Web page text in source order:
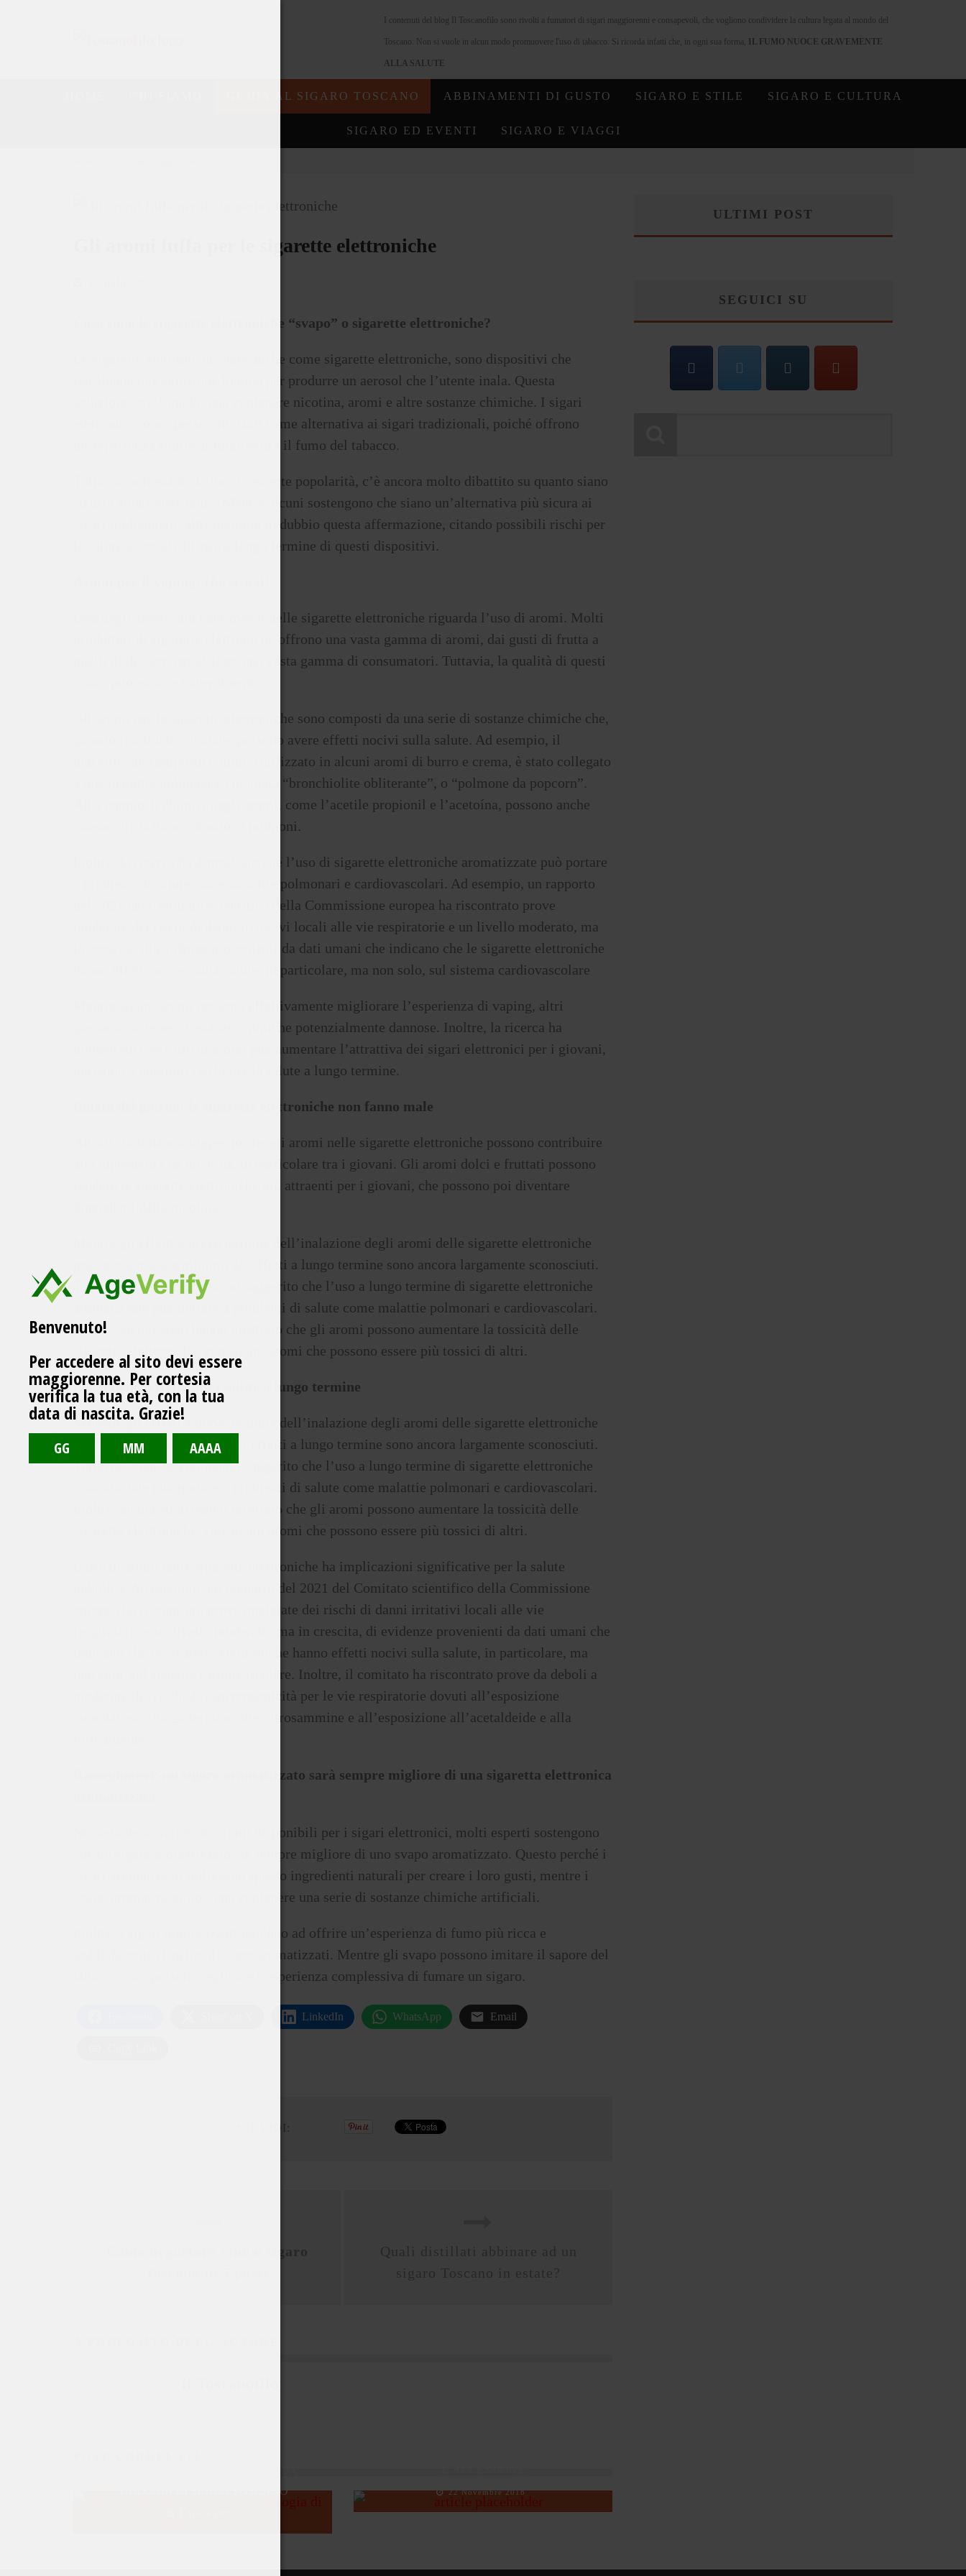
I contenuti del blog Il Toscanofilo sono rivolti a fumatori di sigari maggiorenni e consapevoli, che vogliono condividere la cultura legata al mondo del
Toscano. Non si vuole in alcun modo promuovere l'uso di tabacco. Si ricorda infatti che, in ogni sua forma, IL FUMO NUOCE GRAVEMENTE
ALLA SALUTE
GUIDA AL SIGARO TOSCANO ABBINAMENTI DI GUSTO SIGARO E STILE SIGARO E CULTURA
SIGARO ED EVENTI SIGARO E VIAGGI
Gli aromi fuffa per le sigarette elettroniche
Cosa sono le sigarette elettroniche “svapo” o sigarette elettroniche?
Le sigarette elettroniche, note anche come sigarette elettroniche, sono dispositivi che
riscaldano una soluzione liquida per produrre un aerosol che l’utente inala. Questa
soluzione, o e-liquido, può contenere nicotina, aromi e altre sostanze chimiche. I sigari
elettronici sono spesso utilizzati come alternativa ai sigari tradizionali, poiché offrono
un’esperienza simile al fumo senza il fumo del tabacco.
Tuttavia, nonostante la loro crescente popolarità, c’è ancora molto dibattito su quanto siano
sicuri i sigari elettronici. Mentre alcuni sostengono che siano un’alternativa più sicura ai
sigari tradizionali, altri mettono in dubbio questa affermazione, citando possibili rischi per
la salute associati all’uso a lungo termine di questi dispositivi.
Uno degli aspetti più controversi delle sigarette elettroniche riguarda l’uso di aromi. Molti
produttori di sigarette elettroniche offrono una vasta gamma di aromi, dai gusti di frutta a
quelli di dessert, per attirare una vasta gamma di consumatori. Tuttavia, la qualità di questi
Gli aromi per le sigarette elettroniche sono composti da una serie di sostanze chimiche che,
quando riscaldate e inalate, possono avere effetti nocivi sulla salute. Ad esempio, il
diacetile, un composto chimico utilizzato in alcuni aromi di burro e crema, è stato collegato
a una malattia polmonare chiamata “bronchiolite obliterante”, o “polmone da popcorn”.
Altri composti chimici negli aromi, come l’acetile propionil e l’acetoína, possono anche
causare irritazione e danno ai polmoni.
Inoltre, la ricerca ha dimostrato che l’uso di sigarette elettroniche aromatizzate può portare
a problemi di salute come malattie polmonari e cardiovascolari. Ad esempio, un rapporto
del 2021 del Comitato scientifico della Commissione europea ha riscontrato prove
moderate dei rischi di danni irritativi locali alle vie respiratorie e un livello moderato, ma
in crescita, di evidenze provenienti da dati umani che indicano che le sigarette elettroniche
hanno effetti nocivi sulla salute, in particolare, ma non solo, sul sistema cardiovascolare
Mentre alcuni aromi possono effettivamente migliorare l’esperienza di vaping, altri
possono contenere sostanze chimiche potenzialmente dannose. Inoltre, la ricerca ha
dimostrato che l’uso di aromi può aumentare l’attrattiva dei sigari elettronici per i giovani,
portando a possibili rischi per la salute a lungo termine.
Boiata del giorno: le sigarette elettroniche non fanno male
Alcuni studi hanno suggerito che gli aromi nelle sigarette elettroniche possono contribuire
alla dipendenza da nicotina, in particolare tra i giovani. Gli aromi dolci e fruttati possono
rendere le sigarette elettroniche più attraenti per i giovani, che possono poi diventare
Mentre gli effetti a breve termine dell’inalazione degli aromi delle sigarette elettroniche
possono sembrare minimi, gli effetti a lungo termine sono ancora largamente sconosciuti.
Tuttavia, studi recenti hanno suggerito che l’uso a lungo termine di sigarette elettroniche
aromatizzate può portare a problemi di salute come malattie polmonari e cardiovascolari.
Inoltre, alcuni studi hanno mostrato che gli aromi possono aumentare la tossicità delle
sigarette elettroniche, con alcuni aromi che possono essere più tossici di altri.
Leggi bene: effetti sulla salute a lungo termine
Sebbene gli effetti a breve termine dell’inalazione degli aromi delle sigarette elettroniche
possano sembrare minimi, gli effetti a lungo termine sono ancora largamente sconosciuti.
Tuttavia, studi recenti hanno suggerito che l’uso a lungo termine di sigarette elettroniche
aromatizzate può portare a problemi di salute come malattie polmonari e cardiovascolari.
Inoltre, alcuni studi hanno mostrato che gli aromi possono aumentare la tossicità delle
sigarette elettroniche, con alcuni aromi che possono essere più tossici di altri.
L’uso di aromi nelle sigarette elettroniche ha implicazioni significative per la salute
pubblica. Ad esempio, un rapporto del 2021 del Comitato scientifico della Commissione
europea ha riscontrato prove moderate dei rischi di danni irritativi locali alle vie
respiratorie e un livello moderato, ma in crescita, di evidenze provenienti da dati umani che
indicano che le sigarette elettroniche hanno effetti nocivi sulla salute, in particolare, ma
non solo, sul sistema cardiovascolare. Inoltre, il comitato ha riscontrato prove da deboli a
moderate dei rischi di cancerogenicità per le vie respiratorie dovuti all’esposizione
cumulativa a lungo termine alle nitrosammine e all’esposizione all’acetaldeide e alla
Rassegnatevi: un sigaro aromatizzato sarà sempre migliore di una sigaretta elettronica
Nonostante la varietà di aromi disponibili per i sigari elettronici, molti esperti sostengono
che un sigaro aromatizzato sia sempre migliore di uno svapo aromatizzato. Questo perché i
sigari aromatizzati utilizzano spesso ingredienti naturali per creare i loro gusti, mentre i
svapo aromatizzati possono contenere una serie di sostanze chimiche artificiali.
Inoltre, i sigari aromatizzati tendono ad offrire un’esperienza di fumo più ricca e
soddisfacente rispetto ai svapo aromatizzati. Mentre gli svapo possono imitare il sapore del
tabacco, non possono replicare l’esperienza complessiva di fumare un sigaro.
LinkedIn WhatsApp Email
CONDIVIDI:
TRILOGIA DI SIGARI TOSCANO
22 Novembre 2018
ULTIMI POST
SEGUICI SU
Benvenuto!
Per accedere al sito devi essere
maggiorenne. Per cortesia
verifica la tua età, con la tua
data di nascita. Grazie!